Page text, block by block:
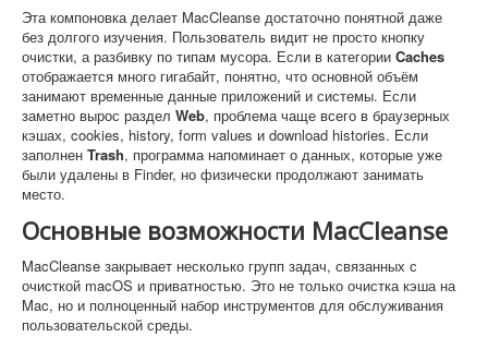
Эта компоновка делает MacCleanse достаточно понятной даже
без долгого изучения. Пользователь видит не просто кнопку
очистки, а разбивку по типам мусора. Если в категории Caches
отображается много гигабайт, понятно, что основной объём
занимают временные данные приложений и системы. Если
заметно вырос раздел Web, проблема чаще всего в браузерных
кэшах, cookies, history, form values и download histories. Если
заполнен Trash, программа напоминает о данных, которые уже
были удалены в Finder, но физически продолжают занимать
место.
Основные возможности MacCleanse
MacCleanse закрывает несколько групп задач, связанных с
очисткой macOS и приватностью. Это не только очистка кэша на
Mac, но и полноценный набор инструментов для обслуживания
пользовательской среды.